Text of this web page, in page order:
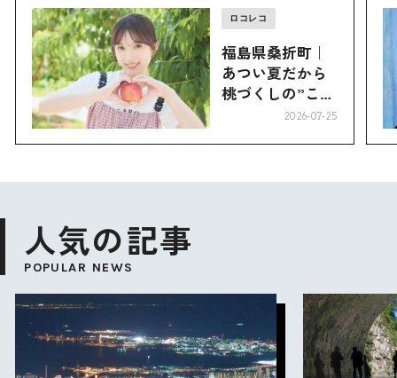
ロコレコ
福島県桑折町｜
あつい夏だから
桃づくしの”こお
2026-07-25
人気の記事
POPULAR NEWS